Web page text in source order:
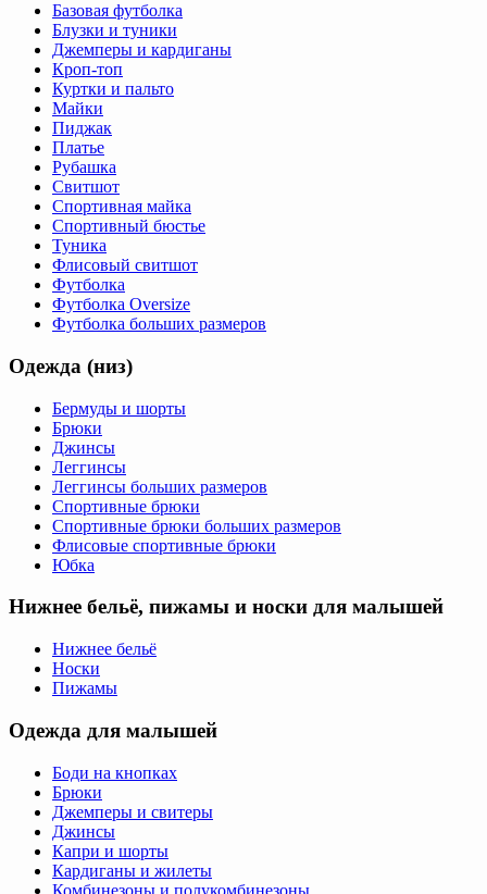
Базовая футболка
Блузки и туники
Джемперы и кардиганы
Кроп-топ
Куртки и пальто
Майки
Пиджак
Платье
Рубашка
Свитшот
Спортивная майка
Спортивный бюстье
Туника
Флисовый свитшот
Футболка
Футболка Oversize
Футболка больших размеров
Одежда (низ)
Бермуды и шорты
Брюки
Джинсы
Леггинсы
Леггинсы больших размеров
Спортивные брюки
Спортивные брюки больших размеров
Флисовые спортивные брюки
Юбка
Нижнее бельё, пижамы и носки для малышей
Нижнее бельё
Носки
Пижамы
Одежда для малышей
Боди на кнопках
Брюки
Джемперы и свитеры
Джинсы
Капри и шорты
Кардиганы и жилеты
Комбинезоны и полукомбинезоны